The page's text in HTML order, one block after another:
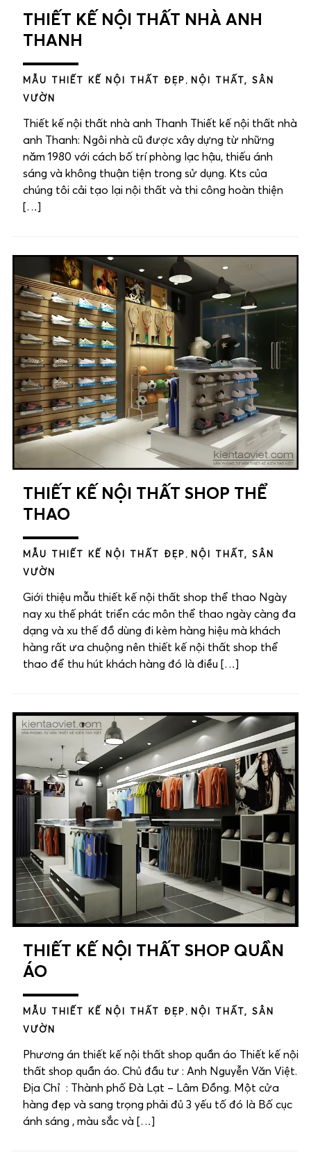
THIẾT KẾ NỘI THẤT NHÀ ANH
THANH
MẪU THIẾT KẾ NỘI THẤT ĐẸP ,
NỘI THẤT, SÂN
VƯỜN
Thiết kế nội thất nhà anh Thanh Thiết kế nội thất nhà
anh Thanh: Ngôi nhà cũ được xây dựng từ những
năm 1980 với cách bố trí phòng lạc hậu, thiếu ánh
sáng và không thuận tiện trong sử dụng. Kts của
chúng tôi cải tạo lại nội thất và thi công hoàn thiện
[…]
THIẾT KẾ NỘI THẤT SHOP THỂ
THAO
MẪU THIẾT KẾ NỘI THẤT ĐẸP , NỘI THẤT, SÂN
VƯỜN
Giới thiệu mẫu thiết kế nội thất shop thể thao Ngày
nay xu thế phát triển các môn thể thao ngày càng đa
dạng và xu thế đồ dùng đi kèm hàng hiệu mà khách
hàng rất ưa chuộng nên thiết kế nội thất shop thể
thao để thu hút khách hàng đó là điều […]
THIẾT KẾ NỘI THẤT SHOP QUẦN
ÁO
MẪU THIẾT KẾ NỘI THẤT ĐẸP , NỘI THẤT, SÂN
VƯỜN
Phương án thiết kế nội thất shop quần áo Thiết kế nội
thất shop quần áo. Chủ đầu tư : Anh Nguyễn Văn Việt.
Địa Chỉ : Thành phố Đà Lạt – Lâm Đồng. Một cửa
hàng đẹp và sang trọng phải đủ 3 yếu tố đó là Bố cục
ánh sáng , màu sắc và […]